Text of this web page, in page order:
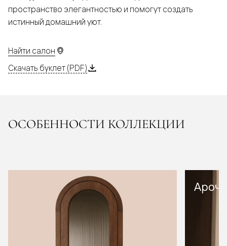
пространство элегантностью и помогут создать
истинный домашний уют.
Найти салон
Скачать буклет (PDF)
ОСОБЕННОСТИ КОЛЛЕКЦИИ